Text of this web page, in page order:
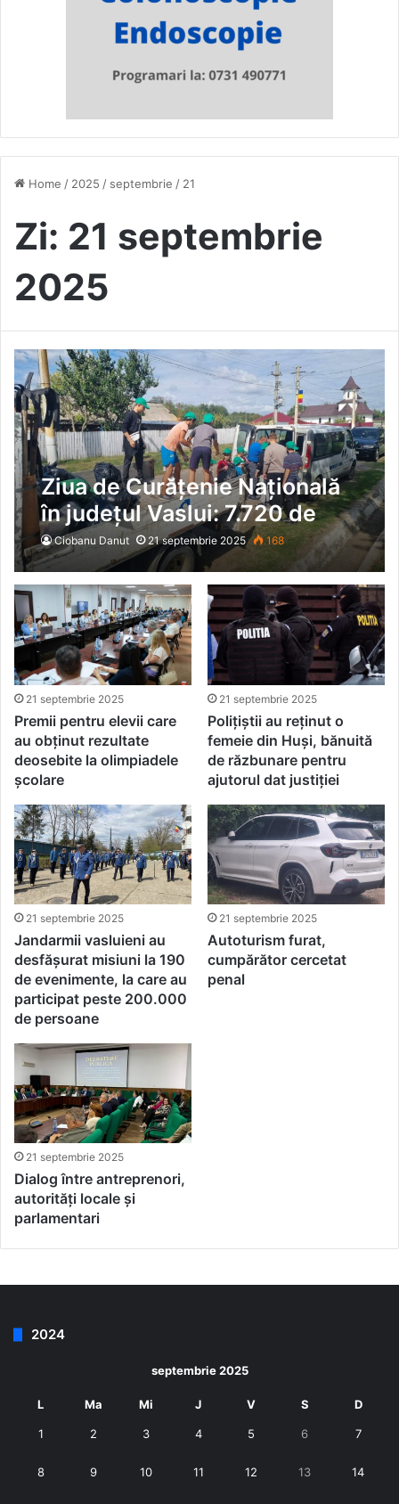
Home / 2025 / septembrie / 21
Zi: 21 septembrie
2025
Ziua de Curățenie Națională
în județul Vaslui: 7.720 de
voluntari au strâns 5.160 de
saci de deșeuri!
Ciobanu Danut 21 septembrie 2025 168
21 septembrie 2025
Premii pentru elevii care
au obținut rezultate
deosebite la olimpiadele
școlare
21 septembrie 2025
Polițiștii au reținut o
femeie din Huși, bănuită
de răzbunare pentru
ajutorul dat justiției
21 septembrie 2025
Jandarmii vasluieni au
desfășurat misiuni la 190
de evenimente, la care au
participat peste 200.000
de persoane
21 septembrie 2025
Autoturism furat,
cumpărător cercetat
penal
21 septembrie 2025
Dialog între antreprenori,
autorități locale și
parlamentari
2024
septembrie 2025
L Ma Mi J V S D
1 2 3 4 5 6 7
8 9 10 11 12 13 14